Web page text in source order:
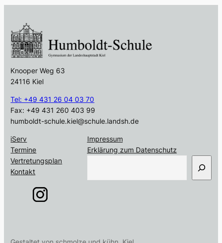
Knooper Weg 63
24116 Kiel
Tel: +49 431 26 04 03 70
Fax: +49 431 260 403 99
humboldt-schule.kiel@schule.landsh.de
iServ
Termine
Vertretungsplan
Kontakt
Impressum
Erklärung zum Datenschutz
c